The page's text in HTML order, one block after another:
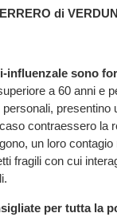
di
influenzale sono
a 60 anni e
presentino
contraessero la
un loro contagio
fragili con cui
per tutta la